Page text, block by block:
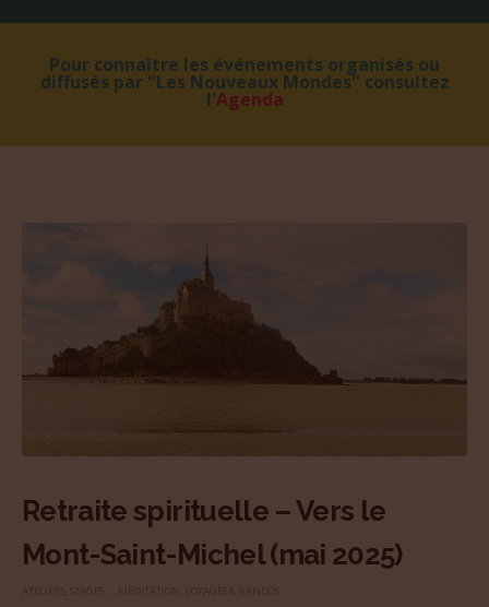
Pour connaître les événements organisés ou
diffusés par "Les Nouveaux Mondes" consultez
l'Agenda
Retraite spirituelle – Vers le
Mont-Saint-Michel (mai 2025)